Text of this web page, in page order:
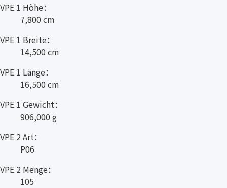
VPE 1 Höhe：
7,800 cm
VPE 1 Breite：
14,500 cm
VPE 1 Länge：
16,500 cm
VPE 1 Gewicht：
906,000 g
VPE 2 Art：
P06
VPE 2 Menge：
105